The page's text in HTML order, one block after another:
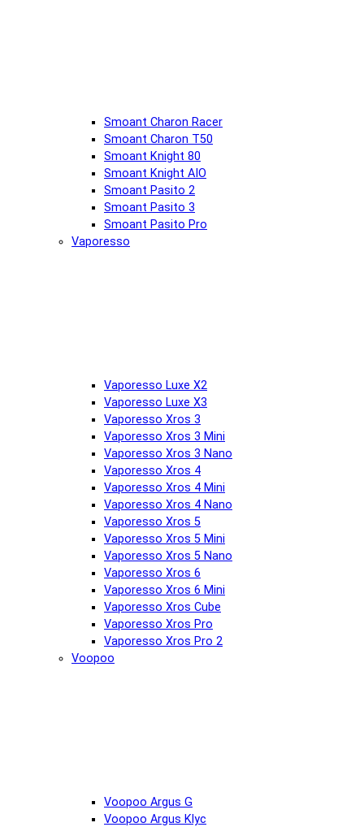
Smoant Charon Racer
Smoant Charon T50
Smoant Knight 80
Smoant Knight AIO
Smoant Pasito 2
Smoant Pasito 3
Smoant Pasito Pro
Vaporesso
Vaporesso Luxe X2
Vaporesso Luxe X3
Vaporesso Xros 3
Vaporesso Xros 3 Mini
Vaporesso Xros 3 Nano
Vaporesso Xros 4
Vaporesso Xros 4 Mini
Vaporesso Xros 4 Nano
Vaporesso Xros 5
Vaporesso Xros 5 Mini
Vaporesso Xros 5 Nano
Vaporesso Xros 6
Vaporesso Xros 6 Mini
Vaporesso Xros Cube
Vaporesso Xros Pro
Vaporesso Xros Pro 2
Voopoo
Voopoo Argus G
Voopoo Argus Klyc